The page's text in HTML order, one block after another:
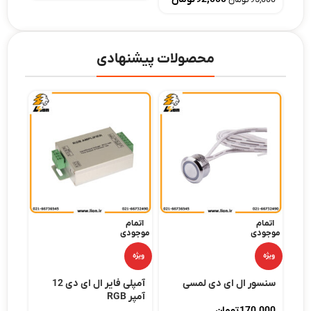
محصولات پیشنهادی
اتمام
موجودی
ویژه
سنسور ال ای دی لمسی
اتمام
موجودی
ویژه
آمپلی فایر ال ای دی 12
آمپر RGB